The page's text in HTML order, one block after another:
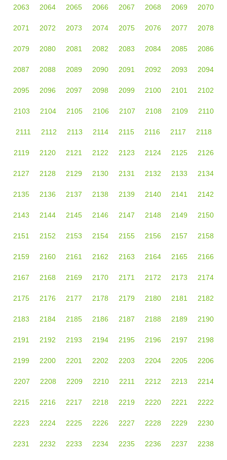
2063 2064 2065 2066 2067 2068 2069 2070
2071 2072 2073 2074 2075 2076 2077 2078
2079 2080 2081 2082 2083 2084 2085 2086
2087 2088 2089 2090 2091 2092 2093 2094
2095 2096 2097 2098 2099 2100 2101 2102
2103 2104 2105 2106 2107 2108 2109 2110
2111 2112 2113 2114 2115 2116 2117 2118
2119 2120 2121 2122 2123 2124 2125 2126
2127 2128 2129 2130 2131 2132 2133 2134
2135 2136 2137 2138 2139 2140 2141 2142
2143 2144 2145 2146 2147 2148 2149 2150
2151 2152 2153 2154 2155 2156 2157 2158
2159 2160 2161 2162 2163 2164 2165 2166
2167 2168 2169 2170 2171 2172 2173 2174
2175 2176 2177 2178 2179 2180 2181 2182
2183 2184 2185 2186 2187 2188 2189 2190
2191 2192 2193 2194 2195 2196 2197 2198
2199 2200 2201 2202 2203 2204 2205 2206
2207 2208 2209 2210 2211 2212 2213 2214
2215 2216 2217 2218 2219 2220 2221 2222
2223 2224 2225 2226 2227 2228 2229 2230
2231 2232 2233 2234 2235 2236 2237 2238